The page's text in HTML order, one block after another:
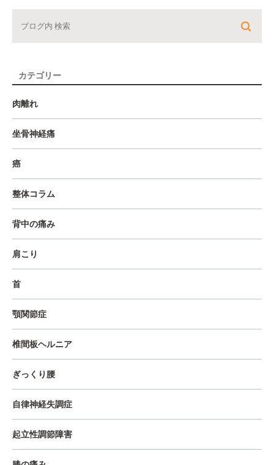
カテゴリー
肉離れ
坐骨神経痛
癌
整体コラム
背中の痛み
肩こり
首
顎関節症
椎間板ヘルニア
ぎっくり腰
自律神経失調症
起立性調節障害